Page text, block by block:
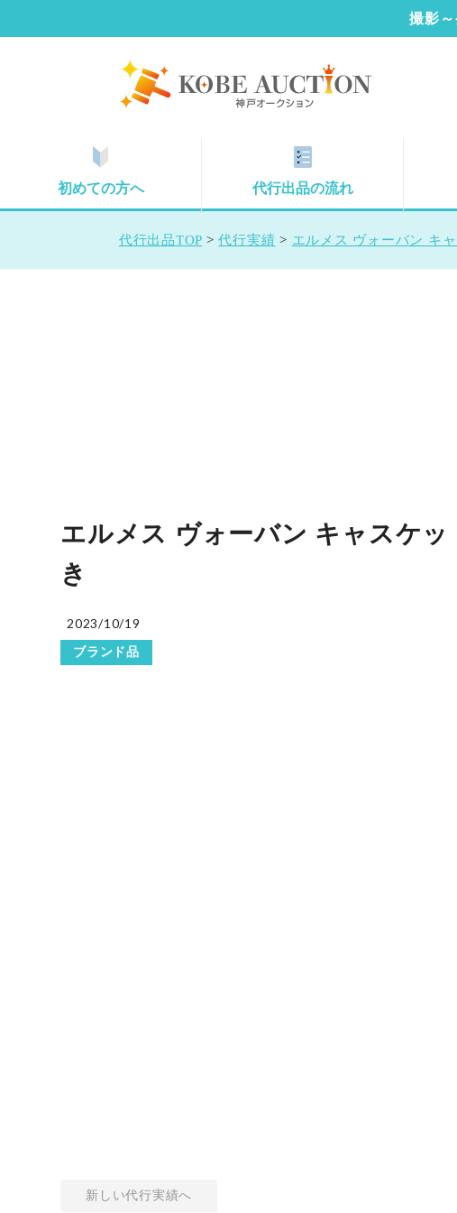
撮影
初めての方へ 代行出品の流れ
代行出品TOP >代行実績 > エルメス ヴォーバン キ
エルメス ヴォーバン キャスケ
き
2023/10/19
ブランド品
新しい代行実績へ